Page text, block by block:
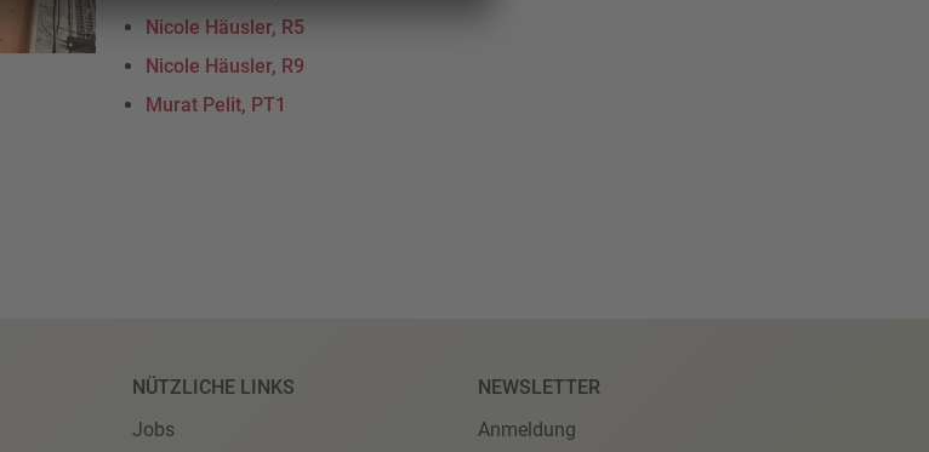
Nicole Häusler, R5
Nicole Häusler, R9
Murat Pelit, PT1
NÜTZLICHE LINKS
Jobs
NEWSLETTER
Anmeldung